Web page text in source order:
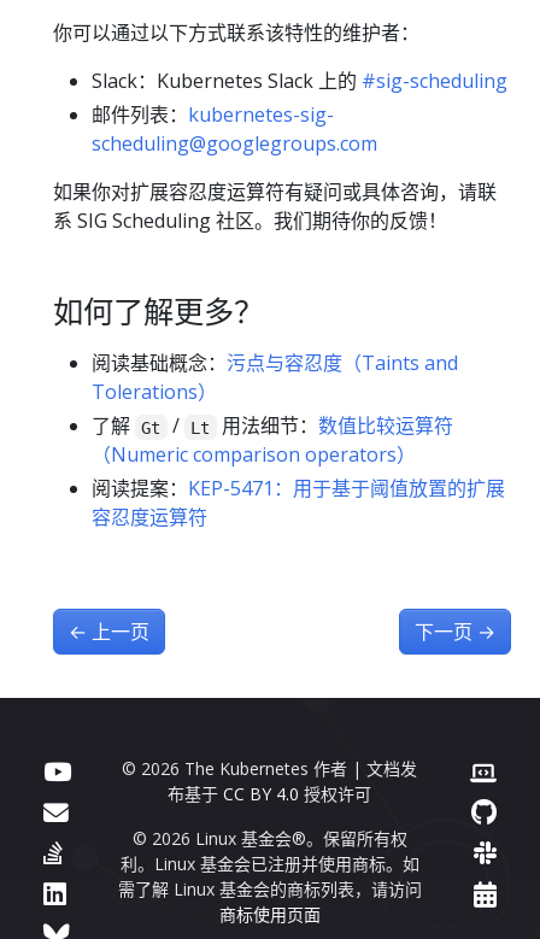
你可以通过以下方式联系该特性的维护者：
Slack：Kubernetes Slack 上的 #sig-scheduling
邮件列表： kubernetes-sig-
scheduling@googlegroups.com
如果你对扩展容忍度运算符有疑问或具体咨询，请联
系 SIG Scheduling 社区。我们期待你的反馈！
如何了解更多？
阅读基础概念： 污点与容忍度（Taints and
Tolerations）
了解 Gt / Lt 用法细节： 数值比较运算符
（Numeric comparison operators）
阅读提案： KEP-5471：用于基于阈值放置的扩展
容忍度运算符
← 上一页 下一页 →
© 2026 The Kubernetes 作者 | 文档发
布基于CC BY 4.0 授权许可
© 2026 Linux 基金会®。保留所有权
利。Linux 基金会已注册并使用商标。如
需了解 Linux 基金会的商标列表，请访问
商标使用页面